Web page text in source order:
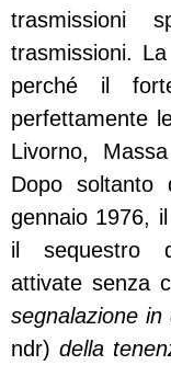
trasmissioni
trasmissioni.
perché il
perfettamente
Livorno,
Dopo
gennaio 1976,
il sequestro
attivate senza
segnalazione in
ndr)della